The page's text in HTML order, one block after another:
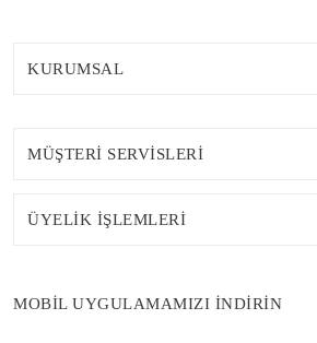
KURUMSAL
MÜŞTERİ SERVİSLERİ
ÜYELİK İŞLEMLERİ
MOBİL UYGULAMAMIZI İNDİRİN